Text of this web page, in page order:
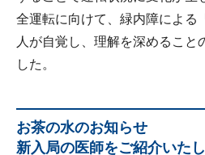
全運転に向けて、緑内障による
人が自覚し、理解を深めること
した。
お茶の水のお知らせ
新入局の医師をご紹介いた